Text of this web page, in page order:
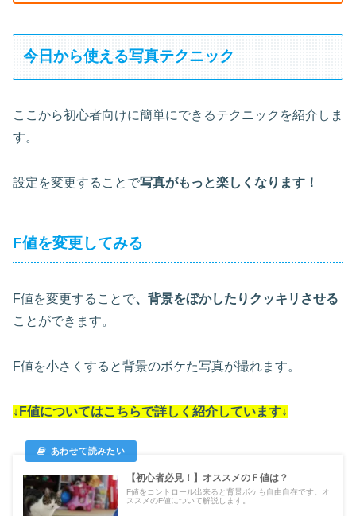
今日から使える写真テクニック
ここから初心者向けに簡単にできるテクニックを紹介しま
す。
設定を変更することで写真がもっと楽しくなります！
F値を変更してみる
F値を変更することで、背景をぼかしたりクッキリさせる
ことができます。
F値を小さくすると背景のボケた写真が撮れます。
↓F値についてはこちらで詳しく紹介しています↓
【初心者必見！】オススメのＦ値は？
F値をコントロール出来ると背景ボケも自由自在です。オ
ススメのF値について解説します。